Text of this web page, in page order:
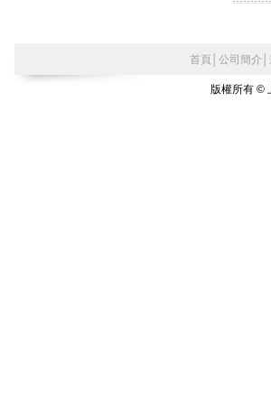
首頁 公司簡介
版權所有 ©